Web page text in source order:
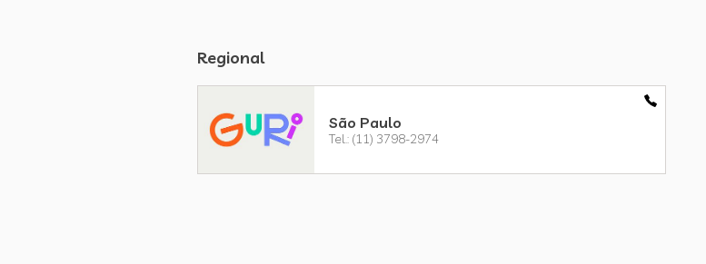
Regional
São Paulo
Tel.: (11) 3798-2974